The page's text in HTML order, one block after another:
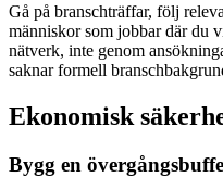
Gå på branschträffar, följ
människor som jobbar där du
nätverk, inte genom
saknar formell
Ekonomisk
Bygg en